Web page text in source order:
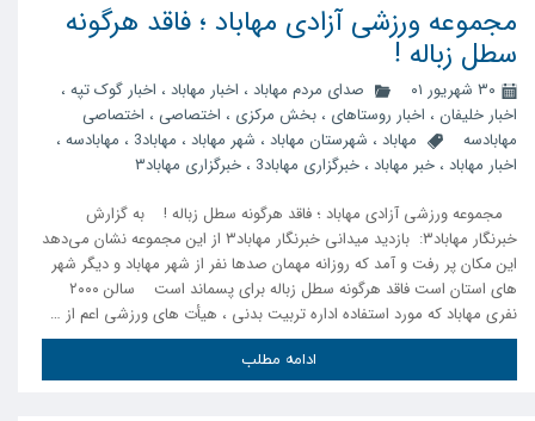
مجموعه ورزشی آزادی مهاباد ؛ فاقد هرگونه
سطل زباله !
۳۰ شهریور ۰۱ صدای مردم مهاباد ، اخبار مهاباد ، اخبار گوک تپه ،
اخبار خلیفان ، اخبار روستاهای ، بخش مرکزی ، اختصاصی ، اختصاصی
مهابادسه
مهاباد ، شهرستان مهاباد ، شهر مهاباد ، مهاباد3 ، مهابادسه ،
اخبار مهاباد ، خبر مهاباد ، خبرگزاری مهاباد3 ، خبرگزاری مهاباد۳
‍ مجموعه ورزشی آزادی مهاباد ؛ فاقد هرگونه سطل زباله ! به گزارش
خبرنگار مهاباد۳: بازدید میدانی خبرنگار مهاباد۳ از این مجموعه نشان می‌دهد
این مکان پر رفت و آمد که روزانه مهمان صدها نفر از شهر مهاباد و دیگر شهر
های استان است فاقد هرگونه سطل زباله برای پسماند است سالن ۲۰۰۰
نفری مهاباد که مورد استفاده اداره تربیت بدنی ، هیأت های ورزشی اعم از …
ادامه مطلب